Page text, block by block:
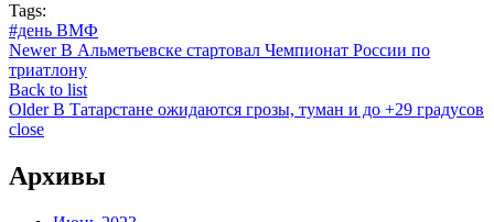
Tags:
#день ВМФ
Newer В Альметьевске стартовал Чемпионат России по
триатлону
Back to list
Older В Татарстане ожидаются грозы, туман и до +29 градусов
close
Архивы